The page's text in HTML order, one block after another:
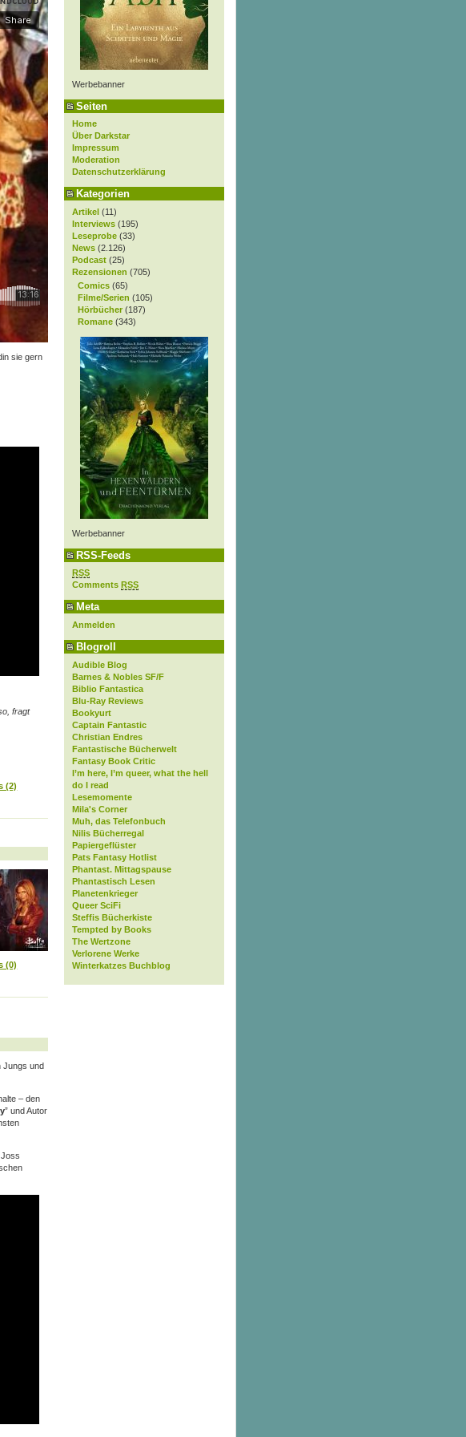
Werbebanner
Seiten
Home
Über Darkstar
Impressum
Moderation
Datenschutzerklärung
Kategorien
Artikel (11)
Interviews (195)
Leseprobe (33)
News (2.126)
Podcast (25)
Rezensionen (705)
Comics (65)
Filme/Serien (105)
Hörbücher (187)
Romane (343)
Werbebanner
RSS-Feeds
RSS
Comments RSS
Meta
Anmelden
Blogroll
Audible Blog
Barnes & Nobles SF/F
Biblio Fantastica
Blu-Ray Reviews
Bookyurt
Captain Fantastic
Christian Endres
Fantastische Bücherwelt
Fantasy Book Critic
I’m here, I’m queer, what the hell
do I read
Lesemomente
Mila's Corner
Muh, das Telefonbuch
Nilis Bücherregal
Papiergeflüster
Pats Fantasy Hotlist
Phantast. Mittagspause
Phantastisch Lesen
Planetenkrieger
Queer SciFi
Steffis Bücherkiste
Tempted by Books
The Wertzone
Verlorene Werke
Winterkatzes Buchblog
sie gern
fragt
(2)
(0)
Jungs und
– den
” und Autor